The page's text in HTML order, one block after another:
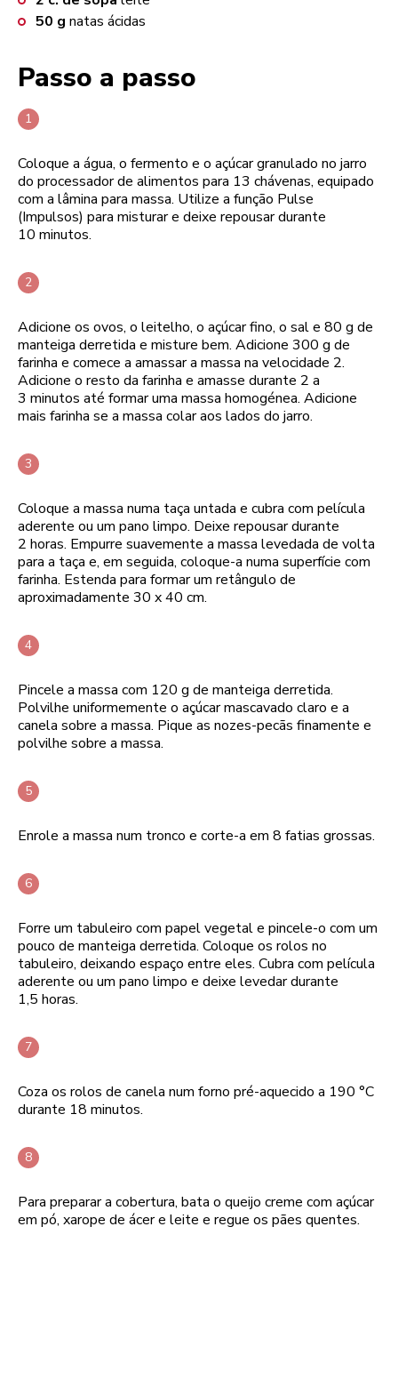
50 g natas ácidas
Passo a passo
Coloque a água, o fermento e o açúcar granulado no jarro
do processador de alimentos para 13 chávenas, equipado
com a lâmina para massa. Utilize a função Pulse
(Impulsos) para misturar e deixe repousar durante
10 minutos.
Adicione os ovos, o leitelho, o açúcar fino, o sal e 80 g de
manteiga derretida e misture bem. Adicione 300 g de
farinha e comece a amassar a massa na velocidade 2.
Adicione o resto da farinha e amasse durante 2 a
3 minutos até formar uma massa homogénea. Adicione
mais farinha se a massa colar aos lados do jarro.
Coloque a massa numa taça untada e cubra com película
aderente ou um pano limpo. Deixe repousar durante
2 horas. Empurre suavemente a massa levedada de volta
para a taça e, em seguida, coloque-a numa superfície com
farinha. Estenda para formar um retângulo de
aproximadamente 30 x 40 cm.
Pincele a massa com 120 g de manteiga derretida.
Polvilhe uniformemente o açúcar mascavado claro e a
canela sobre a massa. Pique as nozes-pecãs finamente e
polvilhe sobre a massa.
Enrole a massa num tronco e corte-a em 8 fatias grossas.
Forre um tabuleiro com papel vegetal e pincele-o com um
pouco de manteiga derretida. Coloque os rolos no
tabuleiro, deixando espaço entre eles. Cubra com película
aderente ou um pano limpo e deixe levedar durante
1,5 horas.
Coza os rolos de canela num forno pré-aquecido a 190 °C
durante 18 minutos.
Para preparar a cobertura, bata o queijo creme com açúcar
em pó, xarope de ácer e leite e regue os pães quentes.